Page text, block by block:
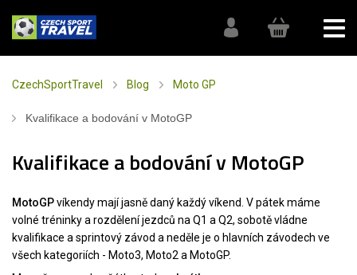
CzechSportTravel Blog Moto GP
Kvalifikace a bodování v MotoGP
Kvalifikace a bodování v MotoGP
MotoGPvíkendy mají jasně daný každý víkend. V pátek máme
volné tréninky a rozdělení jezdců na Q1 a Q2, sobotě vládne
kvalifikace a sprintový závod a neděle je o hlavních závodech ve
všech kategoriích - Moto3, Moto2 a MotoGP.